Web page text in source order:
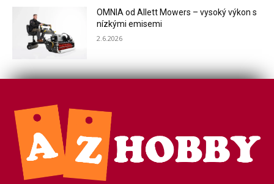
OMNIA od Allett Mowers – vysoký výkon s
nízkými emisemi
2.6.2026